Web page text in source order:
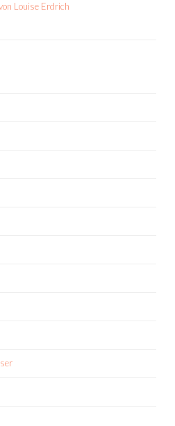
Louise Erdrich